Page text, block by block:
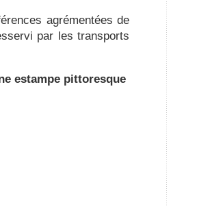
agrémentées de
par les transports
estampe pittoresque